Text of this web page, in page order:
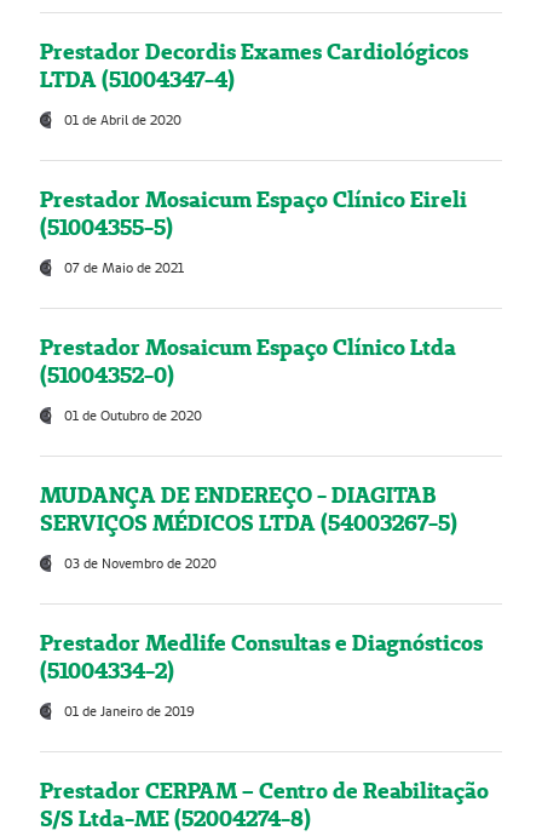
Prestador Decordis Exames Cardiológicos
LTDA (51004347-4)
01 de Abril de 2020
Prestador Mosaicum Espaço Clínico Eireli
(51004355-5)
07 de Maio de 2021
Prestador Mosaicum Espaço Clínico Ltda
(51004352-0)
01 de Outubro de 2020
MUDANÇA DE ENDEREÇO - DIAGITAB
SERVIÇOS MÉDICOS LTDA (54003267-5)
03 de Novembro de 2020
Prestador Medlife Consultas e Diagnósticos
(51004334-2)
01 de Janeiro de 2019
Prestador CERPAM – Centro de Reabilitação
S/S Ltda-ME (52004274-8)